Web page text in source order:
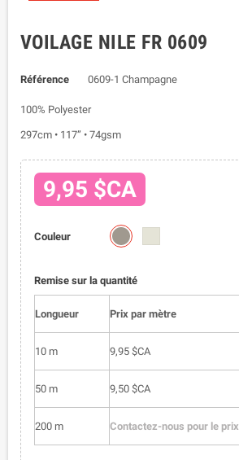
VOILAGE NILE FR 0609
Référence 0609-1 Champagne
100% Polyester
297cm • 117” • 74gsm
9,95 $CA
Couleur
0609-
Remise sur la quantité
Longueur Prix par mètre
10 m 9,95 $CA
50 m 9,50 $CA
200 m Contactez-nous pour le prix